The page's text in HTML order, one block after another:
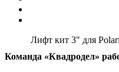
Лифт кит 3" для
Команда «Квадродел»